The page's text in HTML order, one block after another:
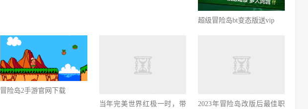
超级冒险岛bt变态版送vip
冒险岛2手游官网下载
当年完美世界红极一时，带
2023年冒险岛改版后最佳职